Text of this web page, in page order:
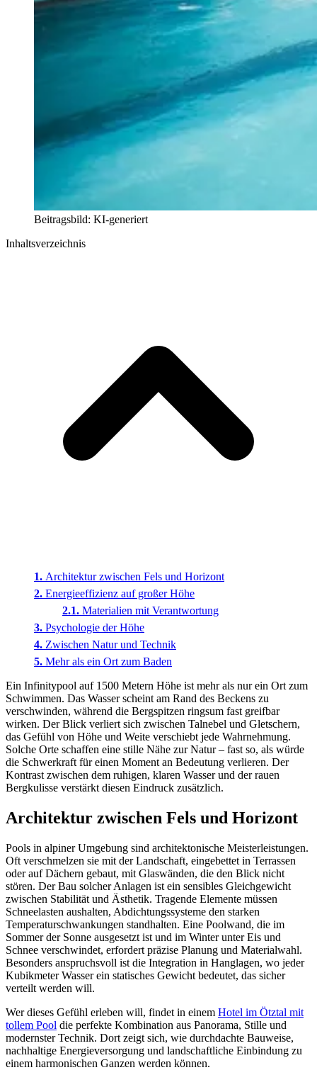
Beitragsbild: KI-generiert
Inhaltsverzeichnis
Architektur zwischen Fels und Horizont
Energieeffizienz auf großer Höhe
Materialien mit Verantwortung
Psychologie der Höhe
Zwischen Natur und Technik
Mehr als ein Ort zum Baden
Ein Infinitypool auf 1500 Metern Höhe ist mehr als nur ein Ort zum
Schwimmen. Das Wasser scheint am Rand des Beckens zu
verschwinden, während die Bergspitzen ringsum fast greifbar
wirken. Der Blick verliert sich zwischen Talnebel und Gletschern,
das Gefühl von Höhe und Weite verschiebt jede Wahrnehmung.
Solche Orte schaffen eine stille Nähe zur Natur – fast so, als würde
die Schwerkraft für einen Moment an Bedeutung verlieren. Der
Kontrast zwischen dem ruhigen, klaren Wasser und der rauen
Bergkulisse verstärkt diesen Eindruck zusätzlich.
Architektur zwischen Fels und Horizont
Pools in alpiner Umgebung sind architektonische Meisterleistungen.
Oft verschmelzen sie mit der Landschaft, eingebettet in Terrassen
oder auf Dächern gebaut, mit Glaswänden, die den Blick nicht
stören. Der Bau solcher Anlagen ist ein sensibles Gleichgewicht
zwischen Stabilität und Ästhetik. Tragende Elemente müssen
Schneelasten aushalten, Abdichtungssysteme den starken
Temperaturschwankungen standhalten. Eine Poolwand, die im
Sommer der Sonne ausgesetzt ist und im Winter unter Eis und
Schnee verschwindet, erfordert präzise Planung und Materialwahl.
Besonders anspruchsvoll ist die Integration in Hanglagen, wo jeder
Kubikmeter Wasser ein statisches Gewicht bedeutet, das sicher
verteilt werden will.
Wer dieses Gefühl erleben will, findet in einem Hotel im Ötztal mit
tollem Pool die perfekte Kombination aus Panorama, Stille und
modernster Technik. Dort zeigt sich, wie durchdachte Bauweise,
nachhaltige Energieversorgung und landschaftliche Einbindung zu
einem harmonischen Ganzen werden können.